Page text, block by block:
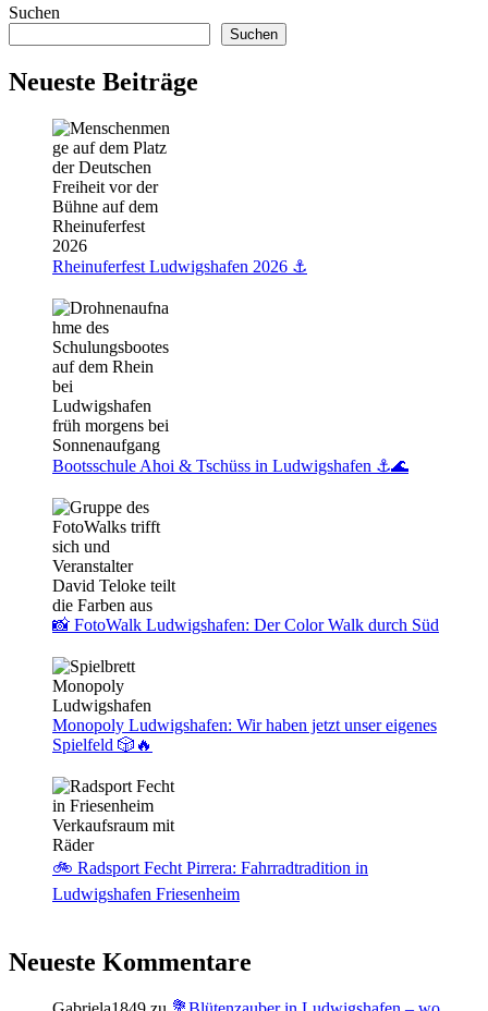
von
Herzen
🌸
Suchen
Suchen
Neueste Beiträge
Rheinuferfest Ludwigshafen 2026 ⚓️
Bootsschule Ahoi & Tschüss in Ludwigshafen ⚓🌊
📸 FotoWalk Ludwigshafen: Der Color Walk durch Süd
Monopoly Ludwigshafen: Wir haben jetzt unser eigenes
Spielfeld 🎲🔥
🚲 Radsport Fecht Pirrera: Fahrradtradition in
Ludwigshafen Friesenheim
Neueste Kommentare